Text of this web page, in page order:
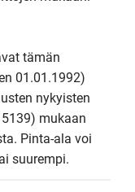
tämän
01.01.1992)
nykyisten
mukaan
Pinta-ala voi
suurempi.